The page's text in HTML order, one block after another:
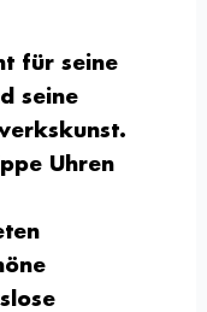
für seine
seine
Uhren